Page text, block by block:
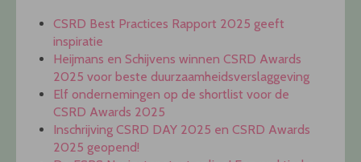
CSRD Best Practices Rapport 2025 geeft
inspiratie
Heijmans en Schijvens winnen CSRD Awards
2025 voor beste duurzaamheidsverslaggeving
Elf ondernemingen op de shortlist voor de
CSRD Awards 2025
Inschrijving CSRD DAY 2025 en CSRD Awards
2025 geopend!